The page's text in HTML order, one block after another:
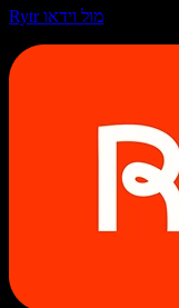
Rytr מול וידאו